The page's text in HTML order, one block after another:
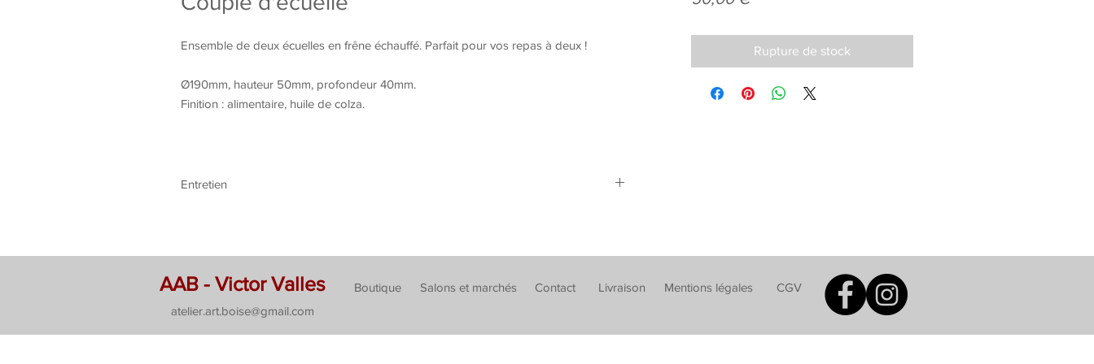
Ensemble de deux écuelles en frêne échauffé. Parfait pour vos repas à deux !
Ø190mm, hauteur 50mm, profondeur 40mm.
Finition : alimentaire, huile de colza.
Entretien
Rupture de stock
AAB - Victor Valles
atelier.art.boise@gmail.com
Boutique Salons et marchés Contact Livraison Mentions légales CGV